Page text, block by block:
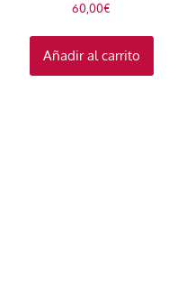
60,00€
Añadir al carrito